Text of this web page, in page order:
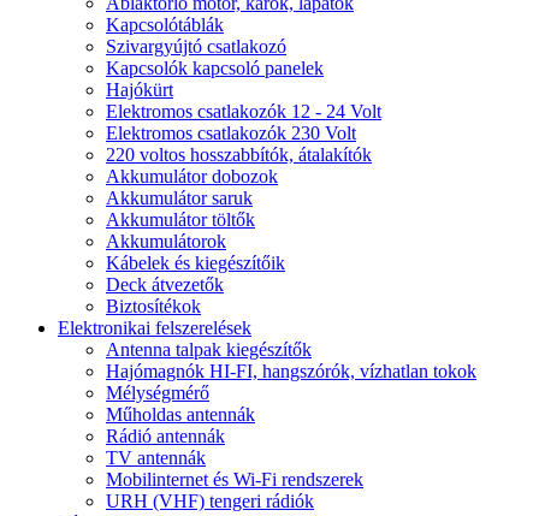
Kapcsolótáblák
Szivargyújtó csatlakozó
Kapcsolók kapcsoló panelek
Hajókürt
Elektromos csatlakozók 12 - 24 Volt
Elektromos csatlakozók 230 Volt
220 voltos hosszabbítók, átalakítók
Akkumulátor dobozok
Akkumulátor saruk
Akkumulátor töltők
Akkumulátorok
Kábelek és kiegészítőik
Deck átvezetők
Biztosítékok
Elektronikai felszerelések
Antenna talpak kiegészítők
Hajómagnók HI-FI, hangszórók, vízhatlan tokok
Mélységmérő
Műholdas antennák
Rádió antennák
TV antennák
Mobilinternet és Wi-Fi rendszerek
URH (VHF) tengeri rádiók